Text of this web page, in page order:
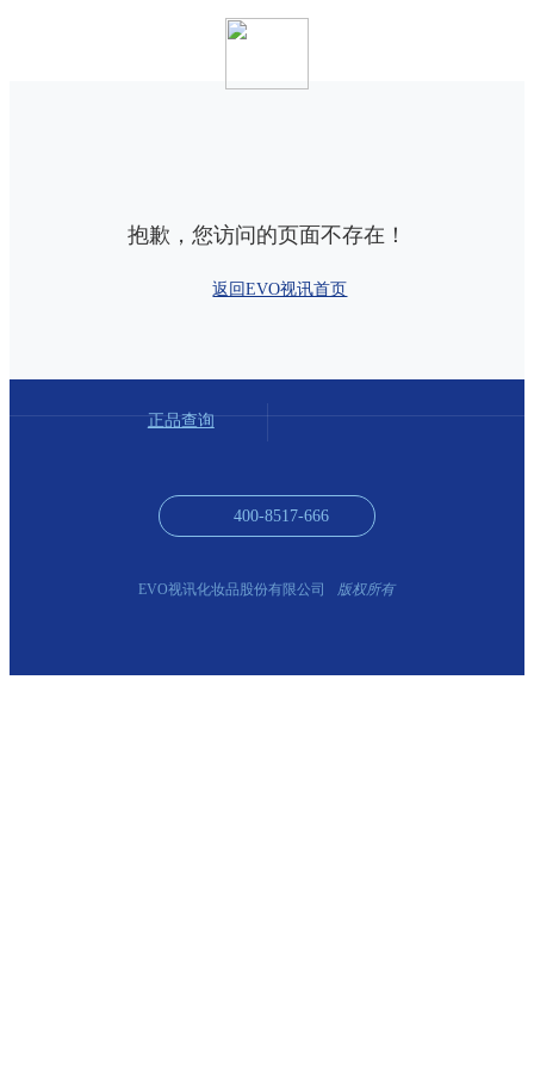
抱歉，您访问的页面不存在！
返回EVO视讯首页
正品查询
400-8517-666
EVO视讯化妆品股份有限公司 版权所有